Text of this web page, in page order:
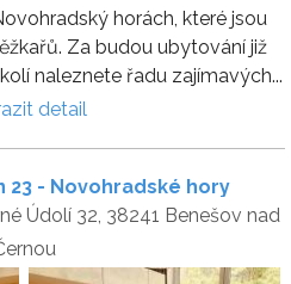
horách, které jsou
Za budou ubytování již
naleznete řadu zajímavých...
detail
23 - Novohradské hory
Údolí 32, 38241 Benešov nad